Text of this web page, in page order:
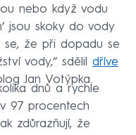
nebo když vodu
jsou skoky do vody
se, že při dopadu se
vody,“ sdělil dříve
Jan Votýpka.
dnů a rychle
97 procentech
zdůrazňují, že